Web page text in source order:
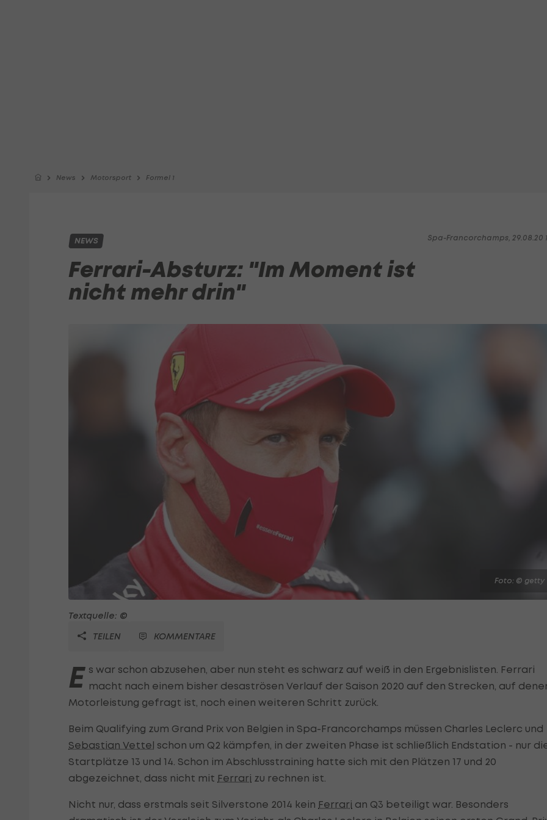
News Motorsport Formel 1
Spa-Francorchamps, 29.08.20
NEWS
Ferrari-Absturz: "Im Moment ist
nicht mehr drin"
Foto: © getty
Textquelle: ©
TEILEN
KOMMENTARE
E s war schon abzusehen, aber nun steht es schwarz auf weiß in den Ergebnislisten. Ferrari
macht nach einem bisher desaströsen Verlauf der Saison 2020 auf den Strecken, auf
Motorleistung gefragt ist, noch einen weiteren Schritt zurück.
Beim Qualifying zum Grand Prix von Belgien in Spa-Francorchamps müssen Charles Leclerc und
Sebastian Vettel schon um Q2 kämpfen, in der zweiten Phase ist schließlich Endstation - nur
Startplätze 13 und 14. Schon im Abschlusstraining hatte sich mit den Plätzen 17 und 20
abgezeichnet, dass nicht mit Ferrari zu rechnen ist.
Nicht nur, dass erstmals seit Silverstone 2014 kein Ferrari an Q3 beteiligt war. Besonders